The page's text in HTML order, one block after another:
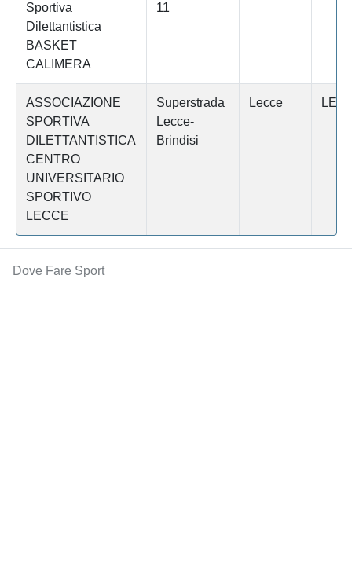
Sportiva
Dilettantistica
BASKET
CALIMERA
11
ASSOCIAZIONE
SPORTIVA
DILETTANTISTICA
CENTRO
UNIVERSITARIO
SPORTIVO
LECCE
Superstrada
Lecce-
Brindisi
Lecce
Dove Fare Sport